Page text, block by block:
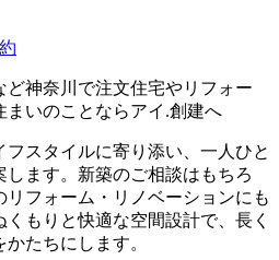
神奈川で注文住宅やリフォー
まいのことならアイ.創建へ
スタイルに寄り添い、一人ひと
します。新築のご相談はもちろ
リフォーム・リノベーションにも
もりと快適な空間設計で、長く
たちにします。